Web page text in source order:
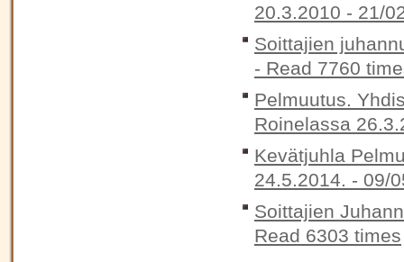
20.3.2010 - 21/
Soittajien
- Read 7760
Pelmuutus.
Roinelassa
Kevätjuhla
24.5.2014. - 09/
Soittajien
Read 6303 times